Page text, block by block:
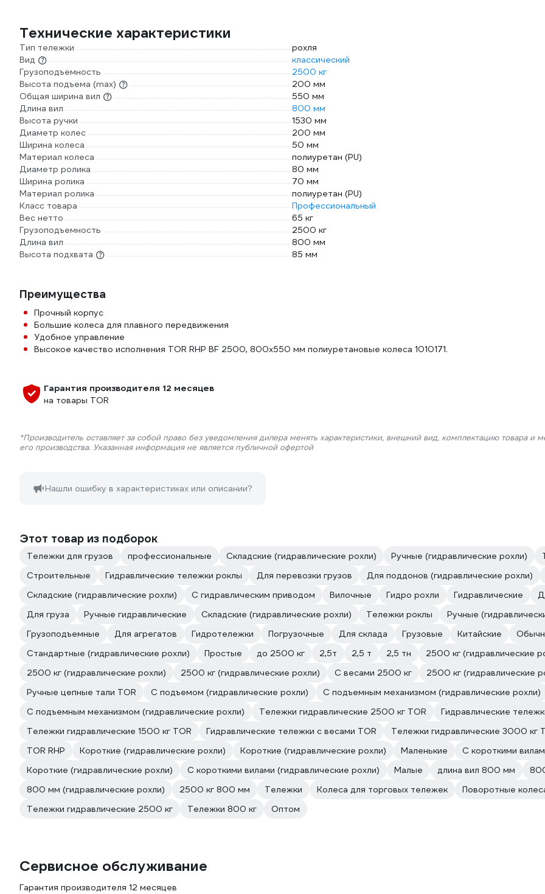
Технические характеристики
Тип тележки
рохля
Вид
классический
Грузоподъемность
2500 кг
Высота подъема (max)
200 мм
Общая ширина вил
550 мм
Длина вил
800 мм
Высота ручки
1530 мм
Диаметр колес
200 мм
Ширина колеса
50 мм
Материал колеса
полиуретан (PU)
Диаметр ролика
80 мм
Ширина ролика
70 мм
Материал ролика
полиуретан (PU)
Класс товара
Профессиональный
Вес нетто
65 кг
Грузоподъемность
2500 кг
Длина вил
800 мм
Высота подхвата
85 мм
Преимущества
Прочный корпус
Большие колеса для плавного передвижения
Удобное управление
Высокое качество исполнения TOR RHP BF 2500, 800x550 мм полиуретановые колеса 1010171.
Гарантия производителя 12 месяцев
на товары TOR
*Производитель оставляет за собой право без уведомления дилера менять характеристики, внешний вид, комплектацию товара и
его производства. Указанная информация не является публичной офертой
Нашли ошибку в характеристиках или описании?
Этот товар из подборок
Тележки для грузов профессиональные Складские (гидравлические рохли) Ручные (гидравлические рохли)
Строительные
Гидравлические тележки роклы Для перевозки грузов Для поддонов (гидравлические рохли)
Складские (гидравлические рохли)
С гидравлическим приводом Вилочные Гидро рохли Гидравлические
Для груза
Ручные гидравлические Складские (гидравлические рохли) Тележки роклы Ручные
Грузоподъемные
Для агрегатов Гидротележки Погрузочные Для склада Грузовые Китайские
Стандартные (гидравлические рохли)
Простые до 2500 кг 2,5т 2,5 т 2,5 тн 2500 кг (гидравлические
2500 кг (гидравлические рохли)
2500 кг (гидравлические рохли) С весами 2500 кг 2500 кг (гидравлические
Ручные цепные тали TOR
С подъемом (гидравлические рохли) С подъемным механизмом (гидравлические рохли)
С подъемным механизмом (гидравлические рохли)
Тележки гидравлические 2500 кг TOR
Гидравлические
Тележки гидравлические 1500 кг TOR
Гидравлические тележки с весами TOR Тележки гидравлические 3000 кг
TOR RHP
Короткие (гидравлические рохли) Короткие (гидравлические рохли) Маленькие С короткими
Короткие (гидравлические рохли)
С короткими вилами (гидравлические рохли) Малые длина вил 800 мм
800 мм (гидравлические рохли)
2500 кг 800 мм Тележки Колеса для торговых тележек Поворотные
Тележки гидравлические 2500 кг
Тележки 800 кг Оптом
Сервисное обслуживание
Гарантия производителя 12 месяцев